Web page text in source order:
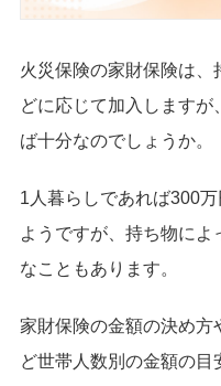
火災保険の家財保険は、
どに応じて加入します
ば十分なのでしょうか。
1人暮らしであれば300
ようですが、持ち物に
なこともあります。
家財保険の金額の決め方
ど世帯人数別の金額の目